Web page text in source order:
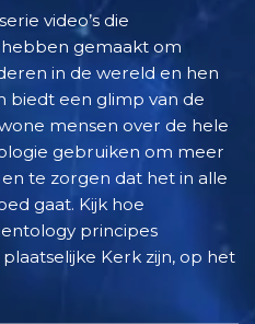
video’s die
hebben gemaakt om
in de wereld en hen
biedt een glimp van de
mensen over de hele
gebruiken om meer
te zorgen dat het in alle
gaat. Kijk hoe
principes
Kerk zijn, op het